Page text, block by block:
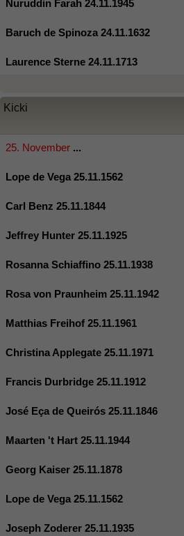
Nuruddin Farah 24.11.1945
Baruch de Spinoza 24.11.1632
Laurence Sterne 24.11.1713
Kicki
25. November ...
Lope de Vega 25.11.1562
Carl Benz 25.11.1844
Jeffrey Hunter 25.11.1925
Rosanna Schiaffino 25.11.1938
Rosa von Praunheim 25.11.1942
Matthias Freihof 25.11.1961
Christina Applegate 25.11.1971
Francis Durbridge 25.11.1912
José Eça de Queirós 25.11.1846
Maarten 't Hart 25.11.1944
Georg Kaiser 25.11.1878
Lope de Vega 25.11.1562
Joseph Zoderer 25.11.1935